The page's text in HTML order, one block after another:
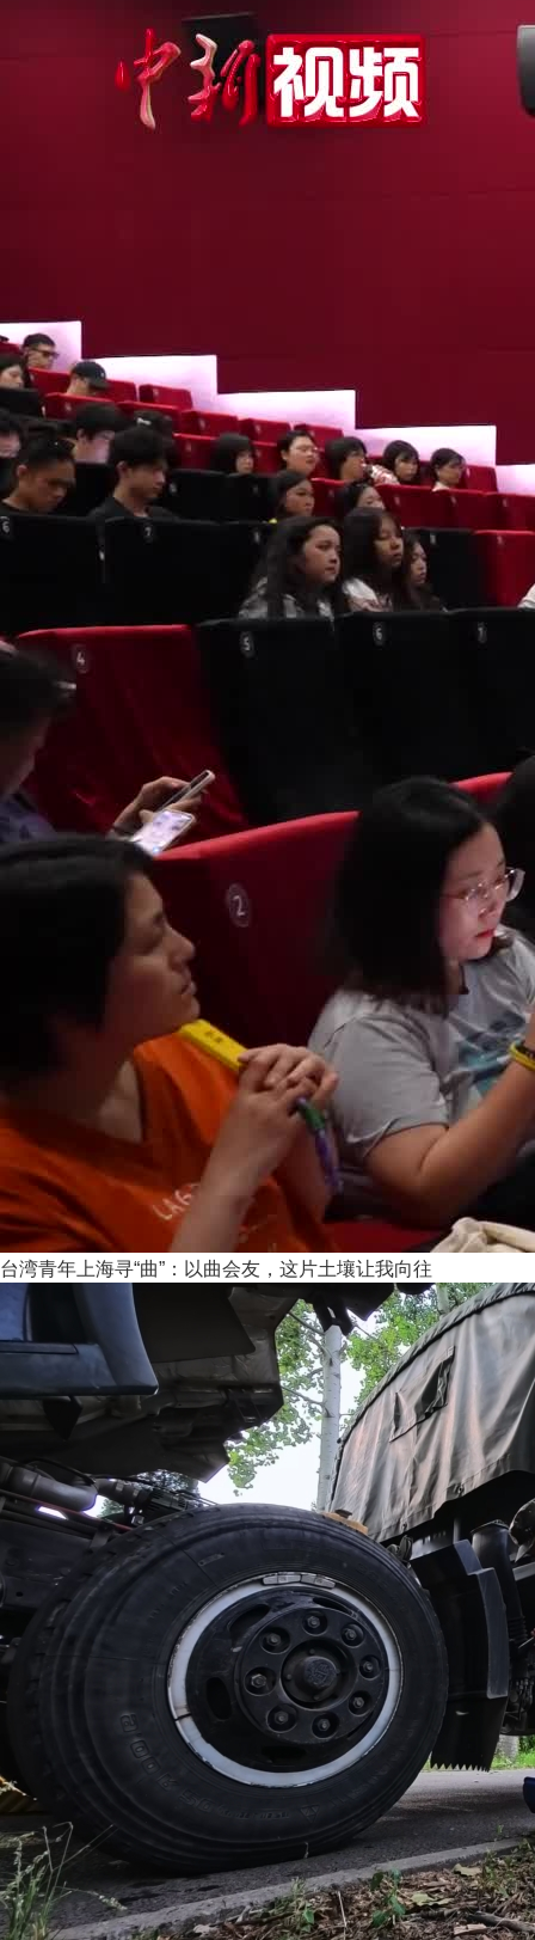
台湾青年上海寻“曲”：以曲会友，这片土壤让我向往